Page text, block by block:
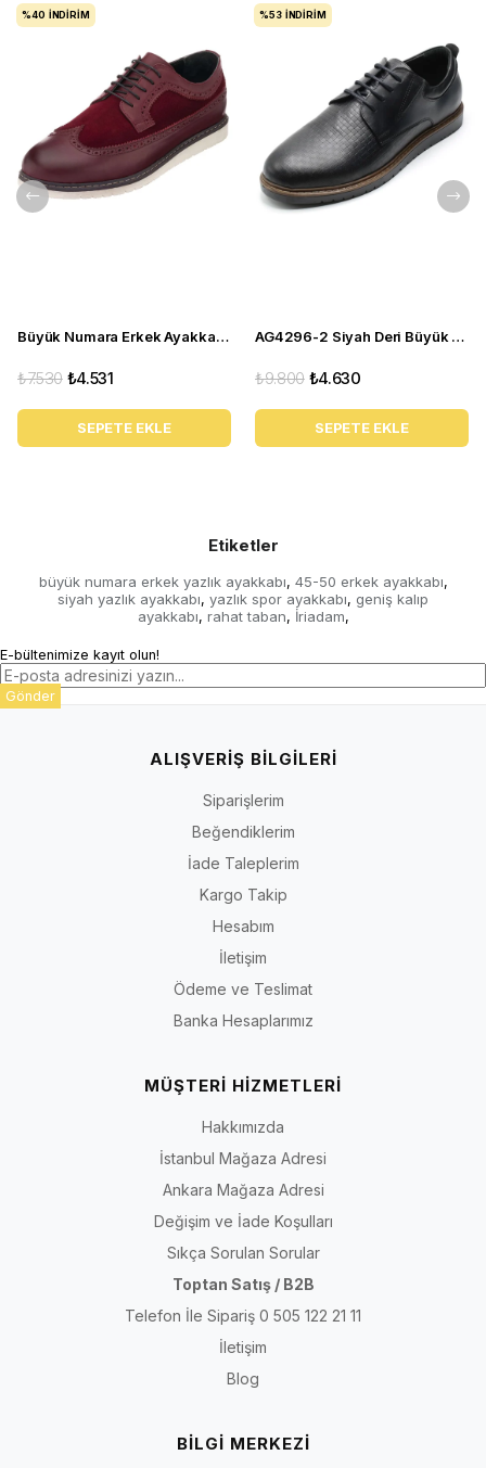
Büyük Numara Erkek Ayakkabı NRM1241 Bordo
₺4.531
₺7.530
SEPETE EKLE
%40 İNDIRIM
AG4296-2 Siyah Deri Büyük Numara Erkek Spor
₺4.630
₺9.800
SEPETE EKLE
%53 İNDIRIM
Etiketler
büyük numara erkek yazlık ayakkabı, 45-50 erkek ayakkabı,
siyah yazlık ayakkabı, yazlık spor ayakkabı, geniş kalıp
ayakkabı, rahat taban, İriadam,
E-bültenimize kayıt olun!
Gönder
ALIŞVERİŞ BİLGİLERİ
Siparişlerim
Beğendiklerim
İade Taleplerim
Kargo Takip
Hesabım
İletişim
Ödeme ve Teslimat
Banka Hesaplarımız
MÜŞTERİ HİZMETLERİ
Hakkımızda
İstanbul Mağaza Adresi
Ankara Mağaza Adresi
Değişim ve İade Koşulları
Sıkça Sorulan Sorular
Toptan Satış / B2B
Telefon İle Sipariş 0 505 122 21 11
İletişim
Blog
BİLGİ MERKEZİ